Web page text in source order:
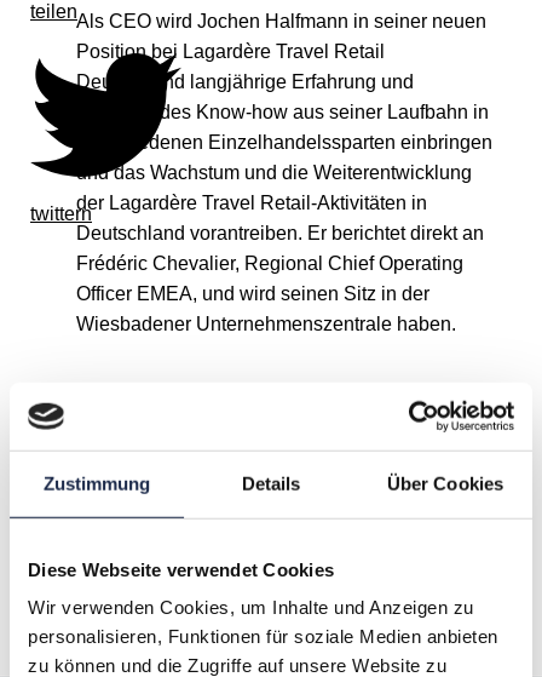
Zustimmung Details Über Cookies
Diese Webseite verwendet Cookies
Wir verwenden Cookies, um Inhalte und Anzeigen zu
personalisieren, Funktionen für soziale Medien anbieten
zu können und die Zugriffe auf unsere Website zu
teilen
twittern
Als CEO wird Jochen Halfmann in seiner neuen
Position bei Lagardère Travel Retail
Deutschland langjährige Erfahrung und
umfassendes Know-how aus seiner Laufbahn in
verschiedenen Einzelhandelssparten einbringen
und das Wachstum und die Weiterentwicklung
der Lagardère Travel Retail-Aktivitäten in
Deutschland vorantreiben. Er berichtet direkt an
Frédéric Chevalier, Regional Chief Operating
Officer EMEA, und wird seinen Sitz in der
Wiesbadener Unternehmenszentrale haben.
G
H K M N
V W X Y Z